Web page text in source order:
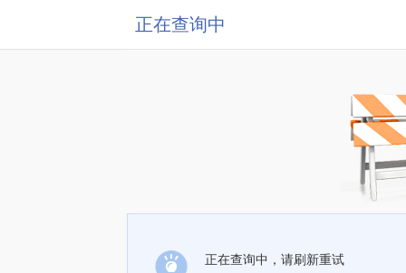
正在查询中
正在查询中，请刷新重试